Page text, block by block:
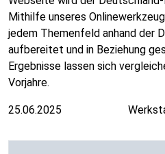
Mithilfe unseres
jedem Themenfeld anhand der
aufbereitet und in Beziehung
Ergebnisse lassen sich
Vorjahre.
25.06.2025